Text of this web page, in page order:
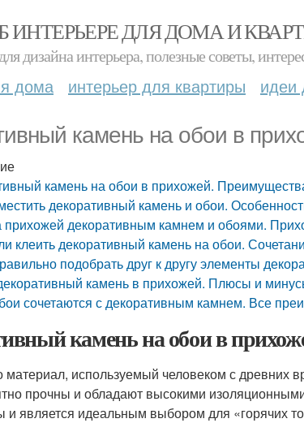
ИНТЕРЬЕРЕ ДЛЯ ДОМА И
дизайна интерьера, полезные советы,
дома интерьер для квартиры идеи
камень на обои в
камень на обои в прихожей.
декоративный камень и обои.
прихожей декоративным камнем и обоями.
клеить декоративный камень на обои.
подобрать друг к другу элементы
камень в прихожей. Плюсы и
сочетаются с декоративным камнем. Все
камень на обои в
материал, используемый человеком с древних
прочны и обладают высокими
и является идеальным выбором для «горячих